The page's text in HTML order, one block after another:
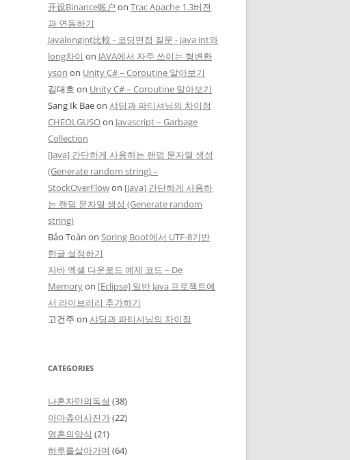
开设Binance账户 on Trac Apache 1.3버젼
과 연동하기
Javalongint比較 - 코딩면접 질문 - java int와
long차이 on JAVA에서 자주 쓰이는 형변환
yson on Unity C# – Coroutine 알아보기
김대호 on Unity C# – Coroutine 알아보기
Sang Ik Baeon 샤딩과 파티셔닝의 차이점
CHEOLGUSOon Javascript – Garbage
Collection
[Java] 간단하게 사용하는 랜덤 문자열 생성
(Generate random string) –
StockOverFlowon [Java] 간단하게 사용하
는 랜덤 문자열 생성 (Generate random
string)
Bảo Toàn on Spring Boot에서 UTF-8기반
한글 설정하기
자바 엑셀 다운로드 예제 코드 – De
Memoryon [Eclipse] 일반 Java 프로젝트에
서 라이브러리 추가하기
고건주 on 샤딩과 파티셔닝의 차이점
CATEGORIES
나혼자만의독설 (38)
아마츄어사진가(22)
영혼의양식 (21)
하루를살아가며 (64)